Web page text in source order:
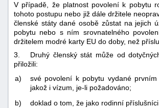
V případě, že platnost povolení k pobytu
tohoto postupu nebo již dále držitele
členské státy dané osobě zůstat na jejich
pobytu nebo s ním srovnatelného
držitelem modré karty EU do doby, než
3. Druhý členský stát může od
přiložili:
a)
své povolení k pobytu vydané
jakož i vízum, je-li požadováno;
b)
doklad o tom, že jako rodinní